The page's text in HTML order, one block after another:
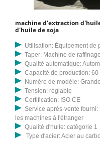
machine d'extraction
d'huile de soja
Utilisation: Équipement de
Taper: Machine de
Qualité automatique:
Capacité de production:
Numéro de modèle:
Tension: réglable
Certification: ISO CE
Service après-vente
les machines à l'étranger
Qualité d'huile: catégorie 1
Type d'acier: Acier au